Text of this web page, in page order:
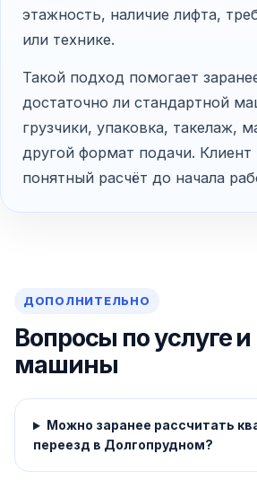
этажность, наличие лифта,
или технике.
Такой подход помогает
достаточно ли стандартной
грузчики, упаковка, такелаж,
другой формат подачи. Клиент
понятный расчёт до начала
ДОПОЛНИТЕЛЬНО
Вопросы по услуге
машины
Можно заранее рассчитать
переезд в Долгопрудном?